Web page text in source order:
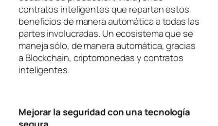
contratos inteligentes que repartan estos
beneficios de manera automática a todas las
partes involucradas. Un ecosistema que se
maneja sólo, de manera automática, gracias
a Blockchain, criptomonedas y contratos
inteligentes.
Mejorar la seguridad con una tecnología